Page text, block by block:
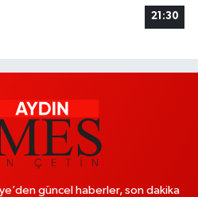
21:30
güncel haberler, son dakika